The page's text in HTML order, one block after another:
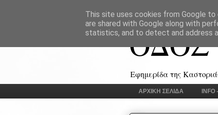
ΟΔΟΣ
Εφημερίδα της
ΑΡΧΙΚΗ ΣΕΛΙΔΑ
This site uses cookies from Google
are shared with Google along with
statistics, and to detect and address